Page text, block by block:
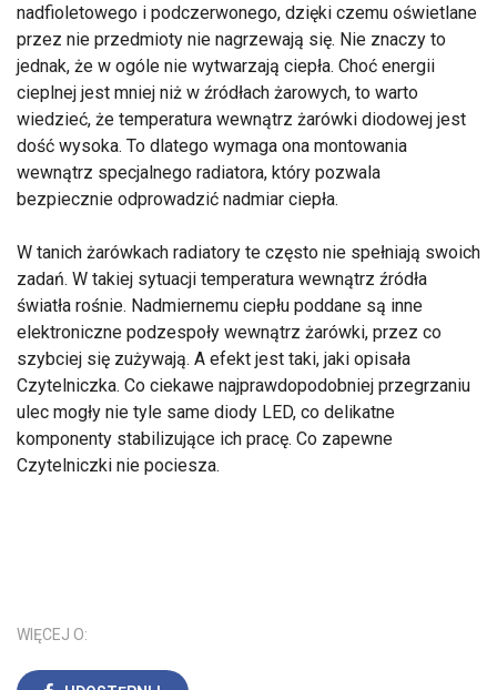
nadfioletowego i podczerwonego, dzięki czemu oświetlane
przez nie przedmioty nie nagrzewają się. Nie znaczy to
jednak, że w ogóle nie wytwarzają ciepła. Choć energii
cieplnej jest mniej niż w źródłach żarowych, to warto
wiedzieć, że temperatura wewnątrz żarówki diodowej jest
dość wysoka. To dlatego wymaga ona montowania
wewnątrz specjalnego radiatora, który pozwala
bezpiecznie odprowadzić nadmiar ciepła.
W tanich żarówkach radiatory te często nie spełniają swoich
zadań. W takiej sytuacji temperatura wewnątrz źródła
światła rośnie. Nadmiernemu ciepłu poddane są inne
elektroniczne podzespoły wewnątrz żarówki, przez co
szybciej się zużywają. A efekt jest taki, jaki opisała
Czytelniczka. Co ciekawe najprawdopodobniej przegrzaniu
ulec mogły nie tyle same diody LED, co delikatne
komponenty stabilizujące ich pracę. Co zapewne
Czytelniczki nie pociesza.
WIĘCEJ O: